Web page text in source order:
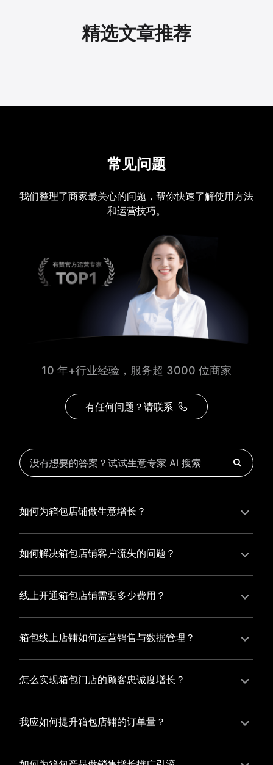
精选文章推荐
常见问题
我们整理了商家最关心的问题，帮你快速了解使用方法
和运营技巧。
10 年+行业经验，服务超 3000 位商家
有任何问题？请联系
如何为箱包店铺做生意增长？
为箱包店铺实现持续生意增长，您可以通过有赞新零售
的一体化解决方案，整合线上线下资源，实现商品管
铺的运营效率，促进业务增长。
如何解决箱包店铺客户流失的问题？
箱包店铺精细化运营，有赞私域运营助您轻松解决客户
流失问题，通过有赞微商城、有赞小程序商城搭建专属
购率，实现业绩增长！
线上开通箱包店铺需要多少费用？
选择有赞新零售，您可以开通箱包店铺，快速搭建属于
您的有赞微商城，我们为您提供有赞微商城、有赞私域
共同打造独具特色的品牌，携手共创辉煌事业！
箱包线上店铺如何运营销售与数据管理？
有赞新零售旗下的有赞微商城、有赞私域运营和有赞小
程序商城，为您的线上店铺提供一站式解决方案，从运
态。
怎么实现箱包门店的顾客忠诚度增长？
您可以使用有赞的会员管理系统，建立自己的会员体
系，通过赠送积分、折扣等福利来吸引顾客再次购买，
度。
我应如何提升箱包店铺的订单量？
您可以使用有赞的裂变营销功能，通过给用户发放优惠
券、邀请好友等方式，吸引更多的用户下单购买，并激